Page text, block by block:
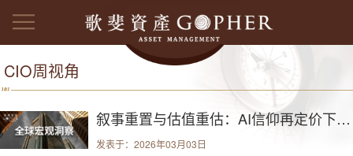
CIO周视角
叙事重置与估值重估：AI信仰再定价下的市场新平衡
发表于：2026年03月03日